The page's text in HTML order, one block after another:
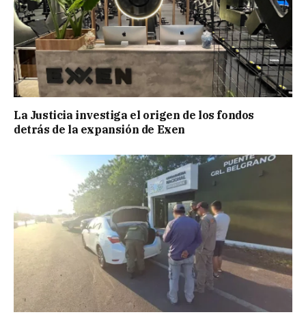
La Justicia investiga el origen de los fondos
detrás de la expansión de Exen